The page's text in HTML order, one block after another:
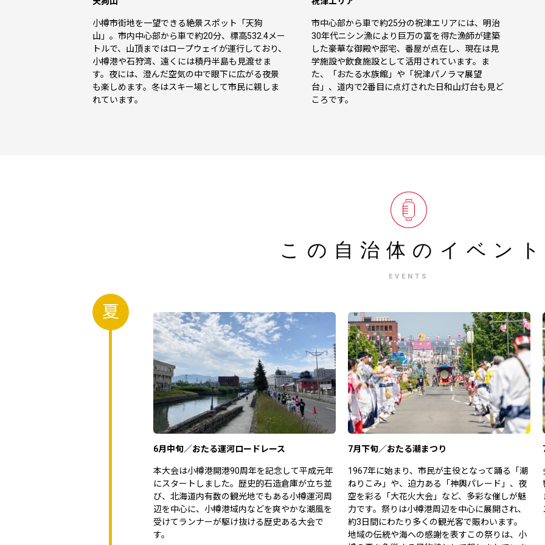
小樽市街地を一望できる絶景スポット「天狗
山」。市内中心部から車で約20分、標高532.4メー
トルで、山頂まではロープウェイが運行しており、
小樽港や石狩湾、遠くには積丹半島も見渡せま
す。夜には、澄んだ空気の中で眼下に広がる夜景
も楽しめます。冬はスキー場として市民に親しま
れています。
市中心部から車で約25分の祝津エリアには、明治
30年代ニシン漁により巨万の富を得た漁師が建築
した豪華な御殿や邸宅、番屋が点在し、現在は見
学施設や飲食施設として活用されています。ま
た、「おたる水族館」や「祝津パノラマ展望
台」、道内で2番目に点灯された日和山灯台も見ど
ころです。
この自治体の イベン
EVENTS
夏
6月中旬／おたる運河ロードレース
本大会は小樽港開港90周年を記念して平成元年
にスタートしました。歴史的石造倉庫が立ち並
び、北海道内有数の観光地でもある小樽運河周
辺を中心に、小樽港域内などを爽やかな潮風を
受けてランナーが駆け抜ける歴史ある大会で
す。
7月下旬／おたる潮まつり
1967年に始まり、市民が主役となって踊る「潮
ねりこみ」や、迫力ある「神輿パレード」、夜
空を彩る「大花火大会」など、多彩な催しが魅
力です。祭りは小樽港周辺を中心に展開され、
約3日間にわたり多くの観光客で賑わいます。
地域の伝統や海への感謝を表すこの祭りは、小